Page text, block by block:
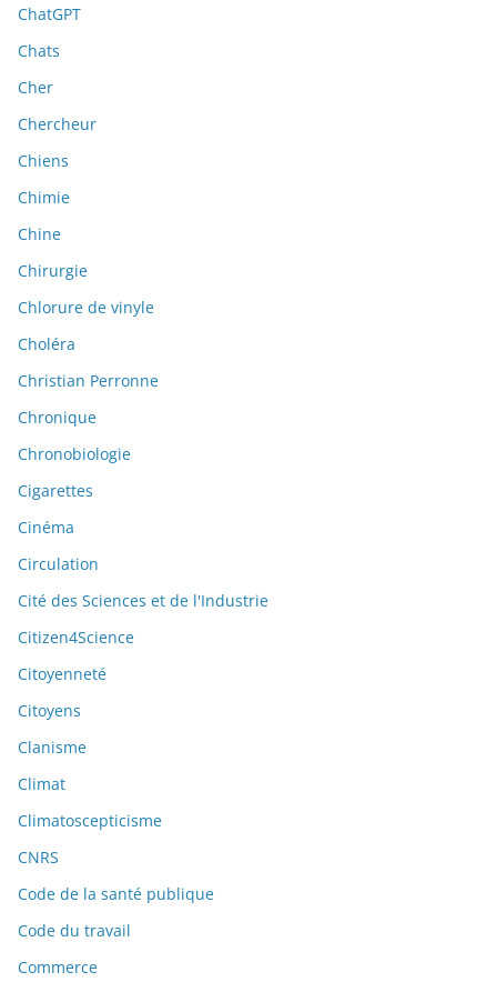
ChatGPT
Chats
Cher
Chercheur
Chiens
Chimie
Chine
Chirurgie
Chlorure de vinyle
Choléra
Christian Perronne
Chronique
Chronobiologie
Cigarettes
Cinéma
Circulation
Cité des Sciences et de l'Industrie
Citizen4Science
Citoyenneté
Citoyens
Clanisme
Climat
Climatoscepticisme
CNRS
Code de la santé publique
Code du travail
Commerce